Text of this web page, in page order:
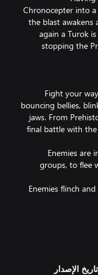
Chronocepter into
the blast awakens
again a Turok
stopping the
Fight your
bouncing bellies,
jaws. From
final battle with
Enemies are
groups, to flee
Enemies flinch
Conquer 6
تاريخ الإصدار